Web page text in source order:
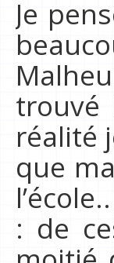
Je
trouvé
réalité
que
: de